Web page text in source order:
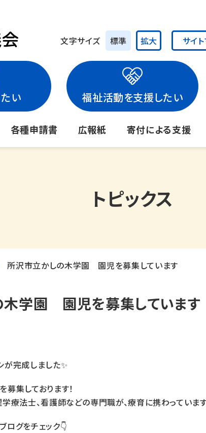
文字サイズ 標準 拡大 サイ
い 福祉活動を支援したい
各種申請書 広報紙 寄付による支援
トピックス
所沢市立かしの木学園 園児を募集しています
木学園 園児を募集しています
が完成しました✨
集しております！
療法士、看護師などの専門職が、療育に携わっています
ログをチェック👇